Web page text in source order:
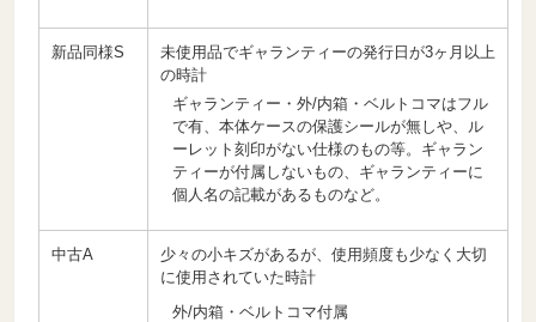
新品同様S
未使用品でギャランティーの発行日が3ヶ月以上
の時計
ギャランティー・外/内箱・ベルトコマはフル
で有、本体ケースの保護シールが無しや、ル
ーレット刻印がない仕様のもの等。ギャラン
ティーが付属しないもの、ギャランティーに
個人名の記載があるものなど。
中古A
少々の小キズがあるが、使用頻度も少なく大切
に使用されていた時計
外/内箱・ベルトコマ付属